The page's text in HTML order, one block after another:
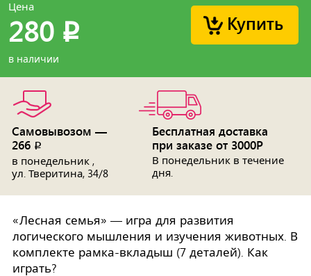
Купить
Цена
280 p
в наличии
Самовывозом —
266 p
в понедельник ,
ул. Тверитина, 34/8
Бесплатная доставка
при заказе от 3000Р
В понедельник в течение
дня.
«Лесная семья» — игра для развития
логического мышления и изучения животных. В
комплекте рамка-вкладыш (7 деталей). Как
играть?